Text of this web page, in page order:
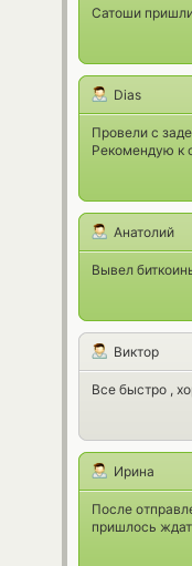
Сатоши
Dias
Провели с
Рекомендую к
Анатолий
Вывел
Виктор
Все быстро ,
Ирина
После
пришлось